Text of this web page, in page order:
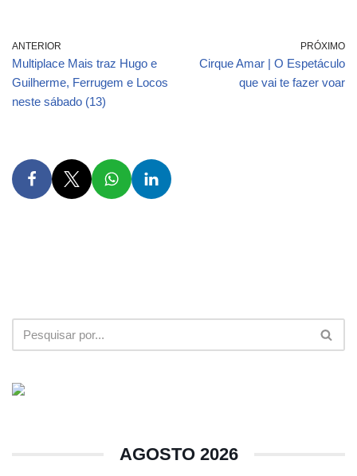
ANTERIOR
Multiplace Mais traz Hugo e
Guilherme, Ferrugem e Locos
neste sábado (13)
PRÓXIMO
Cirque Amar | O Espetáculo
que vai te fazer voar
AGOSTO 2026